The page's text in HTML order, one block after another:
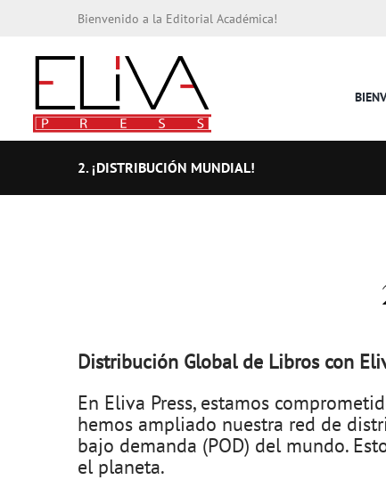
Bienvenido a la Editorial Académica!
2. ¡DISTRIBUCIÓN MUNDIAL!
Distribución Global de Libros con
En Eliva Press, estamos
hemos ampliado nuestra red de
bajo demanda (POD) del mundo.
el planeta.